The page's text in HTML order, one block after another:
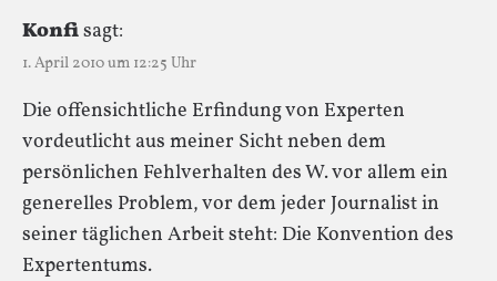
Konfisagt:
1. April 2010 um 12:25 Uhr
Die offensichtliche Erfindung von Experten
vordeutlicht aus meiner Sicht neben dem
persönlichen Fehlverhalten des W. vor allem ein
generelles Problem, vor dem jeder Journalist in
seiner täglichen Arbeit steht: Die Konvention des
Expertentums.